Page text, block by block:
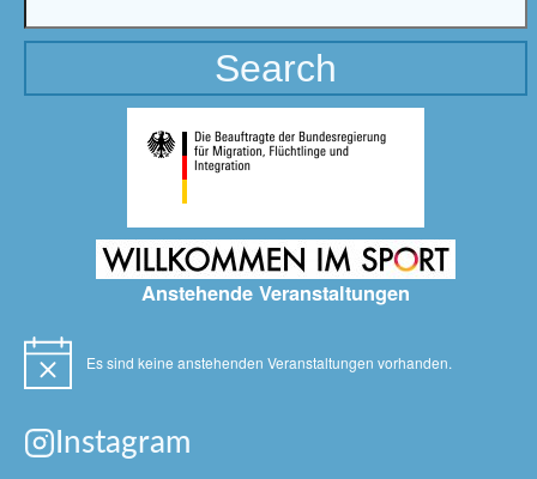
Anstehende Veranstaltungen
Hinweis Es sind keine anstehenden Veranstaltungen vorhanden.
Instagram